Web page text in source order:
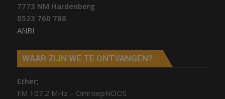
7773 NM Hardenberg
0523 760 788
ANBI
WAAR ZIJN WE TE ONTVANGEN?
Ether;
FM 107.2 MHz – OmroepNOOS